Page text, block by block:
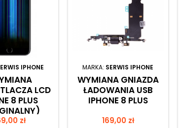
IPHONE
LCD
8 PLUS
zł
MARKA: SERWIS IPHONE
WYMIANA GNIAZDA
ŁADOWANIA USB
IPHONE 8 PLUS
Cena
169,00 zł